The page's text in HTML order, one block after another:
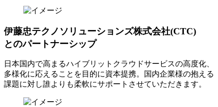
伊藤忠テクノソリューションズ株式会社(CTC)
とのパートナーシップ
日本国内で高まるハイブリットクラウドサービスの高度化、
多様化に応えることを目的に資本提携。国内企業様の抱える
課題に対し誰よりも柔軟にサポートさせていただきます。